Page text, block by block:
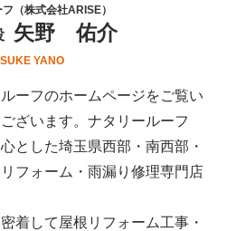
（株式会社ARISE）
矢野 佑介
YANO
ーフのホームページをご覧い
ざいます。ナタリールーフ
とした埼玉県西部・南西部・
フォーム・雨漏り修理専門店
着して屋根リフォーム工事・